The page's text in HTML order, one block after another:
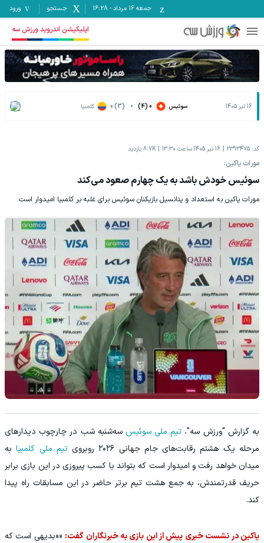
جمعه ۱۶ مرداد -
16:28 جستجو ورود
اپلیکیشن اندروید ورزش سه
16 تیر 1405 سوئیس 0 (4)
-
0 (3) کلمبیا
کد: 2393475 16 تیر 1405 ساعت 13:30 8.7K بازدید
مورات یاکین:
سوئیس خودش باشد به یک چهارم صعود می‌کند
مورات یاکین به استعداد و پتانسیل بازیکنان سوئیس برای غلبه بر کلمبیا امیدوار است.
به گزارش "ورزش سه"، تیم ملی سوئیس سه‌شنبه شب در چارچوب دیدارهای
مرحله یک هشتم رقابت‌های جام جهانی ۲۰۲۶ روبروی
تیم ملی کلمبیابه
میدان خواهد رفت و امیدوار است که بتواند با کسب پیروزی در این بازی برابر
حریف قدرتمندش، به جمع هشت تیم برتر حاضر در این مسابقات راه پیدا
کند.
یاکین در نشست خبری پیش از این بازی به خبرنگاران گفت: ««بدیهی است که